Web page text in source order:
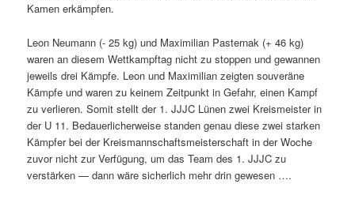
Kamen erkämpfen.
Leon Neumann (- 25 kg) und Maximilian Pasternak (+ 46 kg)
waren an diesem Wettkampftag nicht zu stoppen und gewannen
jeweils drei Kämpfe. Leon und Maximilian zeigten souveräne
Kämpfe und waren zu keinem Zeitpunkt in Gefahr, einen Kampf
zu verlieren. Somit stellt der 1. JJJC Lünen zwei Kreismeister in
der U 11. Bedauerlicherweise standen genau diese zwei starken
Kämpfer bei der Kreismannschaftsmeisterschaft in der Woche
zuvor nicht zur Verfügung, um das Team des 1. JJJC zu
verstärken — dann wäre sicherlich mehr drin gewesen ….